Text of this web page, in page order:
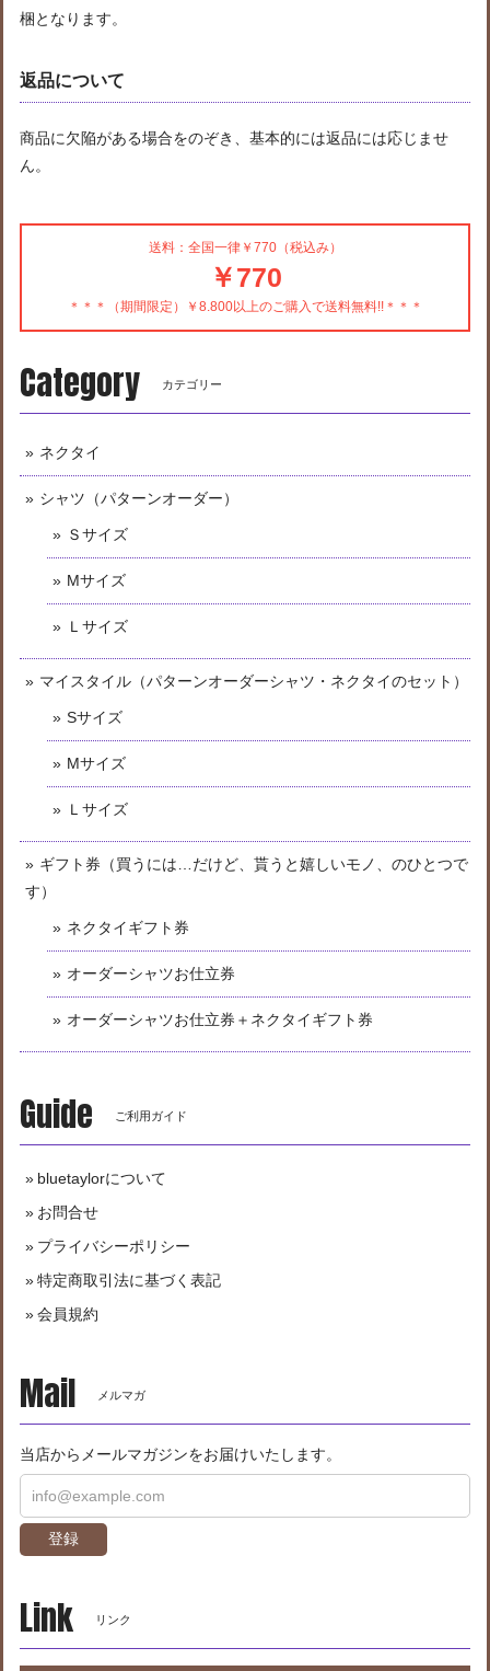
梱となります。
返品について
商品に欠陥がある場合をのぞき、基本的には返品には応じませ
ん。
送料：全国一律￥770（税込み）
￥770
＊＊＊（期間限定）￥8.800以上のご購入で送料無料!!＊＊＊
Category カテゴリー
ネクタイ
シャツ（パターンオーダー）
Ｓサイズ
Mサイズ
Ｌサイズ
マイスタイル（パターンオーダーシャツ・ネクタイのセット）
Sサイズ
Mサイズ
Ｌサイズ
ギフト券（買うには…だけど、貰うと嬉しいモノ、のひとつで
す）
ネクタイギフト券
オーダーシャツお仕立券
オーダーシャツお仕立券＋ネクタイギフト券
Guide ご利用ガイド
bluetaylorについて
お問合せ
プライバシーポリシー
特定商取引法に基づく表記
会員規約
Mail メルマガ
当店からメールマガジンをお届けいたします。
登録
Link リンク